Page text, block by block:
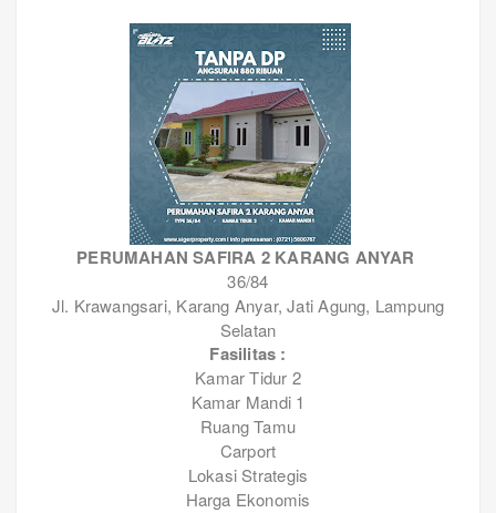
PERUMAHAN SAFIRA 2 KARANG ANYAR
36/84
Jl. Krawangsari, Karang Anyar, Jati Agung, Lampung
Selatan
Fasilitas :
Kamar Tidur 2
Kamar Mandi 1
Ruang Tamu
Carport
Lokasi Strategis
Harga Ekonomis